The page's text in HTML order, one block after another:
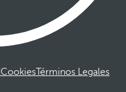
CookiesTérminos Legales